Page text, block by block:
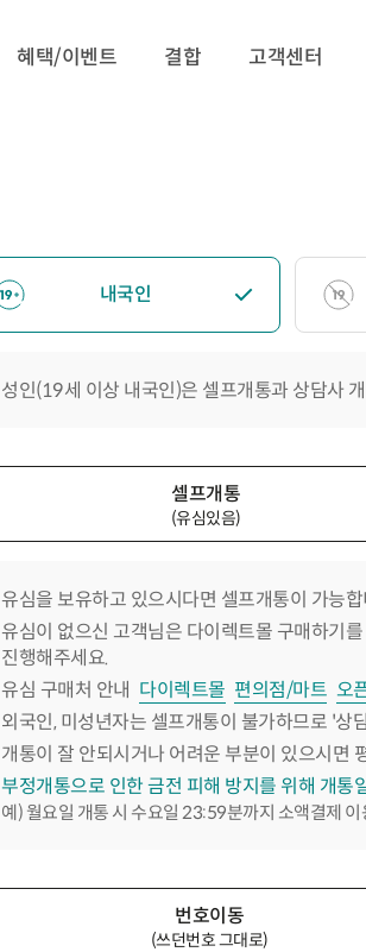
혜택/이벤트 결합 고객센터
내국인
성인(19세 이상 내국인)은 셀프개통과 상담사
셀프개통
(유심있음)
유심을 보유하고 있으시다면 셀프개통이 가능합
유심이 없으신 고객님은 다이렉트몰 구매하기
진행해주세요.
유심 구매처 안내 다이렉트몰 편의점/마트 오
외국인, 미성년자는 셀프개통이 불가하므로 '상
개통이 잘 안되시거나 어려운 부분이 있으시
부정개통으로 인한 금전 피해 방지를 위해 개
예) 월요일 개통 시 수요일 23:59분까지 소액결제 이
번호이동
(쓰던번호 그대로)